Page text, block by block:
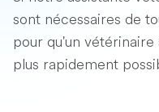
sont nécessaires de
pour qu'un
plus rapidement